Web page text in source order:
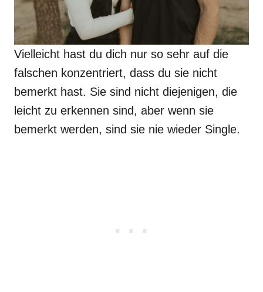
Vielleicht hast du dich nur so sehr auf die
falschen konzentriert, dass du sie nicht
bemerkt hast. Sie sind nicht diejenigen, die
leicht zu erkennen sind, aber wenn sie
bemerkt werden, sind sie nie wieder Single.